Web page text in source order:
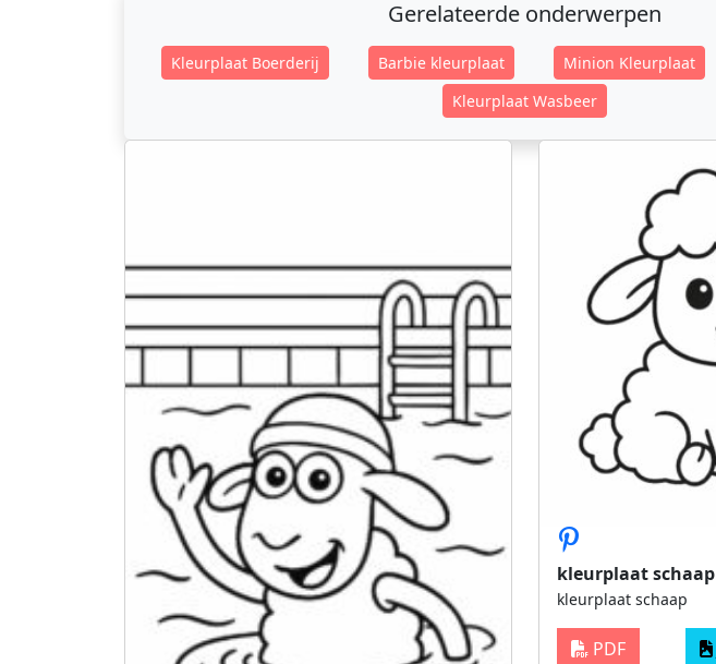
Gerelateerde onderwerpen
Kleurplaat Boerderij Barbie kleurplaat Minion Kleurplaat
Kleurplaat Wasbeer
kleurplaat schaap
kleurplaat schaap
PDF